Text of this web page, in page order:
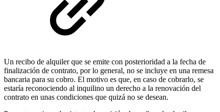
Un recibo de alquiler que se emite con posterioridad a la fecha de
finalización de contrato, por lo general, no se incluye en una remesa
bancaria para su cobro. El motivo es que, en caso de cobrarlo, se
estaría reconociendo al inquilino un derecho a la renovación del
contrato en unas condiciones que quizá no se desean.